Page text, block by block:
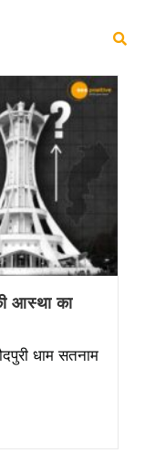
आस्था का
धाम सतनाम